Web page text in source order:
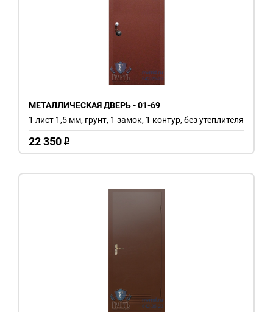
МЕТАЛЛИЧЕСКАЯ ДВЕРЬ - 01-69
22 350 o
1 лист 1,5 мм, грунт, 1 замок, 1 контур, без утеплителя